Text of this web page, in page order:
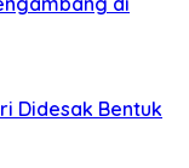
Didesak Bentuk